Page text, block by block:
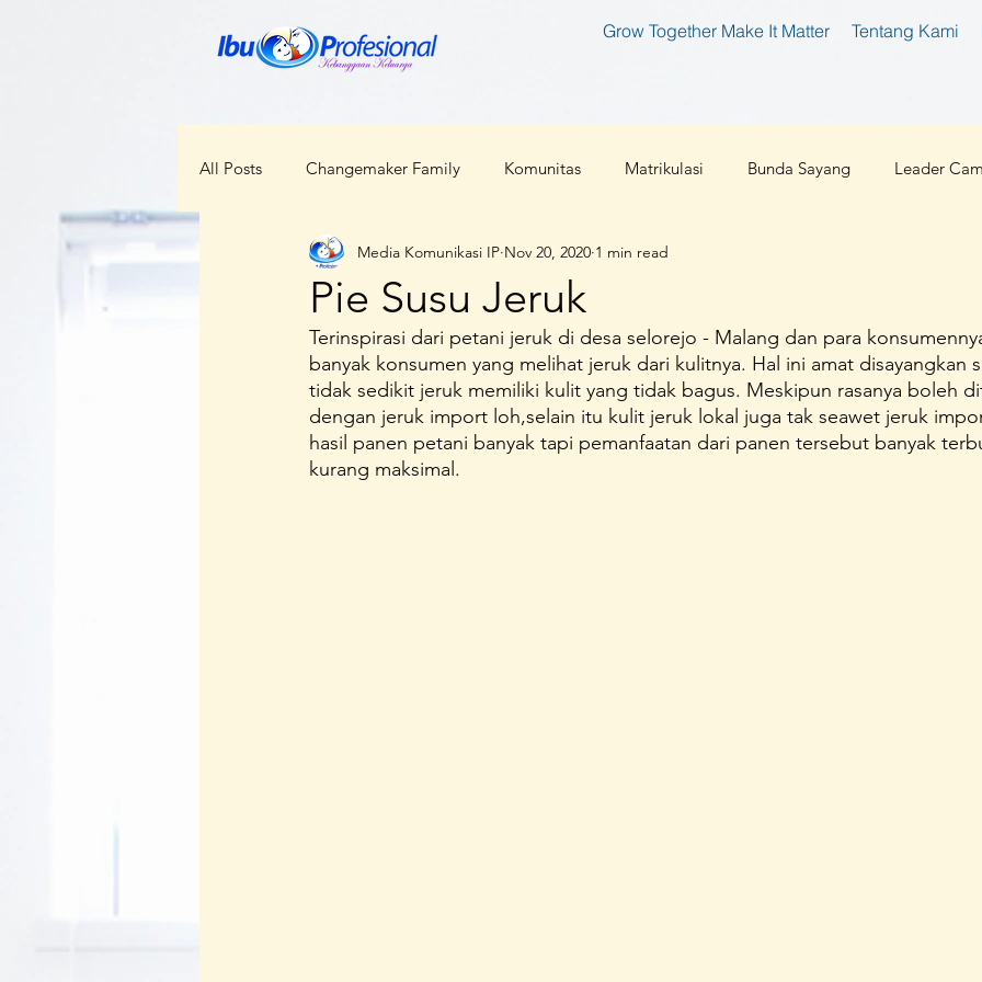
Grow Together Make It Matter Tentang Kami
All Posts Changemaker Family Komunitas Matrikulasi Bunda Sayang Leader
RBI Bunda Cekatan Bunda Produktif
Kabar Regional Perempuan dan Teknologi Corona 2019 Parenting Cloud 9
Kesehatan Lokal Mengglobal Ibu Pembaharu Inspirasi Foundation Ibu
Pie Susu Jeruk
Media Komunikasi IP Nov 20, 2020 1 min read
Terinspirasi dari petani jeruk di desa selorejo - Malang dan para
banyak konsumen yang melihat jeruk dari kulitnya. Hal ini amat disayangkan
tidak sedikit jeruk memiliki kulit yang tidak bagus. Meskipun rasanya boleh
dengan jeruk import loh,selain itu kulit jeruk lokal juga tak seawet jeruk
hasil panen petani banyak tapi pemanfaatan dari panen tersebut banyak
kurang maksimal.